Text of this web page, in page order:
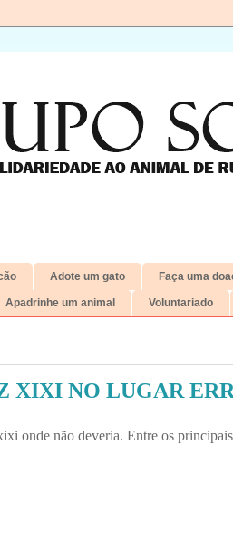
Adote um gato Faça uma
Apadrinhe um animal Voluntariado
XIXI NO LUGAR
onde não deveria. Entre os